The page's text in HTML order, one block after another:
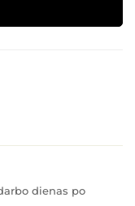
dienas po